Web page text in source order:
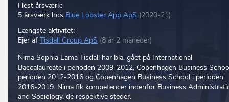
Flest årsværk:
5 årsværk hos Blue Lobster App ApS (2020-21)
Længste aktivitet:
Ejer af Tisdall Group ApS (8 år 2 måneder)
Nima Sophia Lama Tisdall har bla. gået på International
Baccalaureate i perioden 2009-2012, Copenhagen Business
perioden 2012-2016 og Copenhagen Business School i perioden
2016-2019. Nima fik kompetencer indenfor Business
and Sociology, de respektive steder.